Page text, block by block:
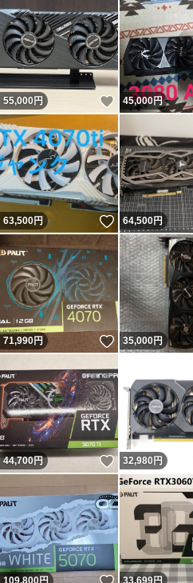
55,000円 いいね！
45,000円
63,500円 いいね！
64,500円
71,990円 いいね！
35,000円
44,700円 いいね！
32,980 円